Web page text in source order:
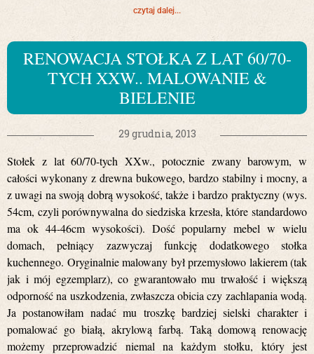
czytaj dalej...
RENOWACJA STOŁKA Z LAT 60/70-
TYCH XXW.. MALOWANIE &
BIELENIE
29 grudnia, 2013
Stołek z lat 60/70-tych XXw., potocznie zwany barowym, w
całości wykonany z drewna bukowego, bardzo stabilny i mocny, a
z uwagi na swoją dobrą wysokość, także i bardzo praktyczny (wys.
54cm, czyli porównywalna do siedziska krzesła, które standardowo
ma ok 44-46cm wysokości). Dość popularny mebel w wielu
domach, pełniący zazwyczaj funkcję dodatkowego stołka
kuchennego. Oryginalnie malowany był przemysłowo lakierem (tak
jak i mój egzemplarz), co gwarantowało mu trwałość i większą
odporność na uszkodzenia, zwłaszcza obicia czy zachlapania wodą.
Ja postanowiłam nadać mu troszkę bardziej sielski charakter i
pomalować go białą, akrylową farbą. Taką domową renowację
możemy przeprowadzić niemal na każdym stołku, który jest